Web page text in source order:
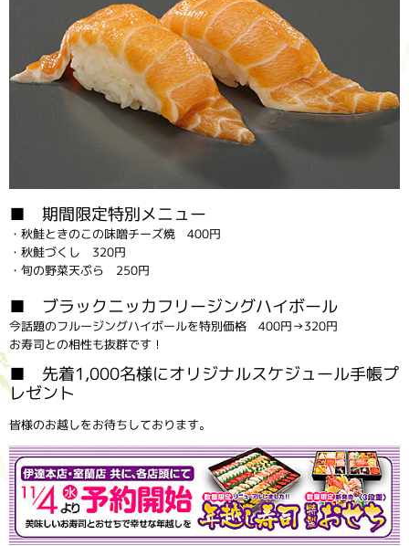
■ 期間限定特別メニュー
・秋鮭ときのこの味噌チーズ焼 400円
・秋鮭づくし 320円
・旬の野菜天ぷら 250円
■ ブラックニッカフリージングハイボール
今話題のフルージングハイボールを特別価格 400円→320円
お寿司との相性も抜群です！
■ 先着1,000名様にオリジナルスケジュール手帳プ
レゼント
皆様のお越しをお待ちしております。